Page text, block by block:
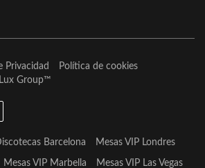
Privacidad
Política de cookies
Lux Group™
Barcelona Mesas VIP Londres
Mesas VIP Marbella Mesas VIP Las Vegas